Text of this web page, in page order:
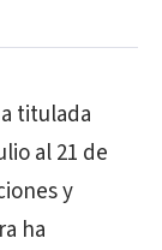
titulada
al 21 de
y
ha